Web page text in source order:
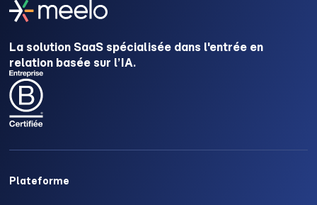
La solution SaaS spécialisée dans l'entrée en
relation basée sur l’IA.
Plateforme